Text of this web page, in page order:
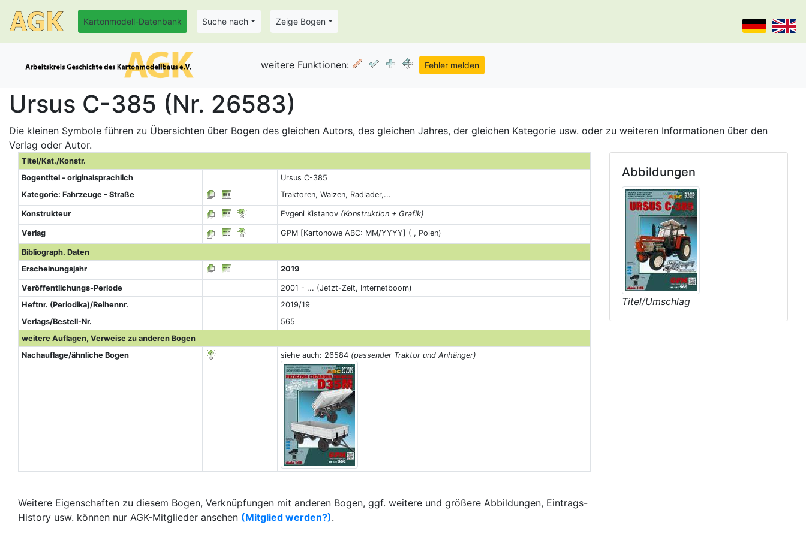
Kartonmodell-Datenbank Suche nach Zeige Bogen
weitere Funktionen:
Ursus C-385 (Nr. 26583)
Die kleinen Symbole führen zu Übersichten über Bogen des gleichen Autors, des gleichen Jahres, der gleichen Kategorie usw. oder zu weiteren Informationen über den
Verlag oder Autor.
Titel/Kat./Konstr.
Bogentitel - originalsprachlich
Ursus C-385
Kategorie: Fahrzeuge - Straße
Traktoren, Walzen, Radlader,...
Konstrukteur Evgeni Kistanov (Konstruktion + Grafik)
Verlag GPM [Kartonowe ABC: MM/YYYY] ( , Polen)
Bibliograph. Daten
Erscheinungsjahr
2019
Veröffentlichungs-Periode
2001 - ... (Jetzt-Zeit, Internetboom)
Heftnr. (Periodika)/Reihennr.
2019/19
Verlags/Bestell-Nr.
565
weitere Auflagen, Verweise zu anderen Bogen
Nachauflage/ähnliche Bogen
siehe auch: 26584 (passender Traktor und Anhänger)
Weitere Eigenschaften zu diesem Bogen, Verknüpfungen mit anderen Bogen, ggf. weitere und größere Abbildungen, Eintrags-
History usw. können nur AGK-Mitglieder ansehen (Mitglied werden?).
Abbildungen
Titel/Umschlag